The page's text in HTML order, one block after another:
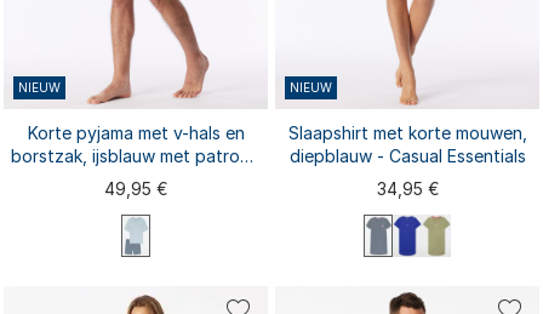
NIEUW
Korte pyjama met v-hals en
borstzak, ijsblauw met patroon
- Comfort Essentials
49,95 €
NIEUW
Slaapshirt met korte mouwen,
diepblauw - Casual Essentials
34,95 €